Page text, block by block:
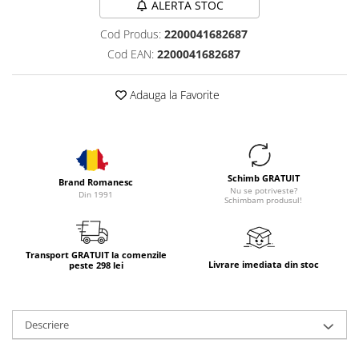
ALERTA STOC
Cod Produs: 2200041682687
Cod EAN: 2200041682687
Adauga la Favorite
Brand Romanesc
Din 1991
Schimb GRATUIT
Nu se potriveste?
Schimbam produsul!
Transport GRATUIT la comenzile
peste 298 lei
Livrare imediata din stoc
Descriere